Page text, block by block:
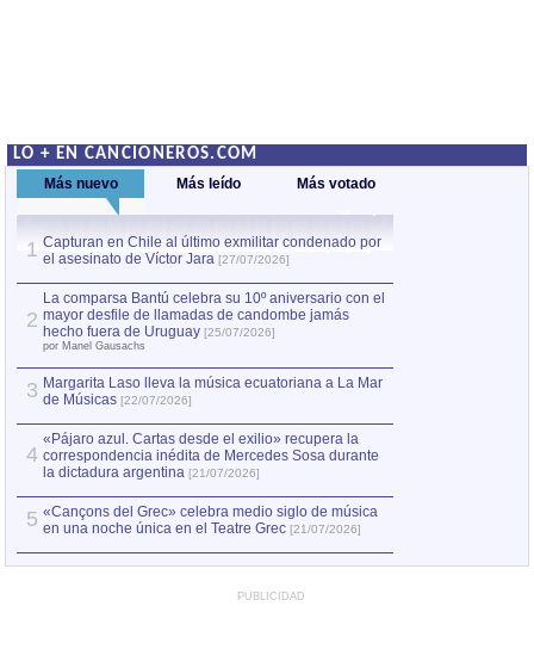
LO + EN CANCIONEROS.COM
Más nuevo Más leído Más votado
1 Capturan en Chile al último exmilitar condenado por
el asesinato de Víctor Jara [27/07/2026]
2
La comparsa Bantú celebra su 10º aniversario con el
mayor desfile de llamadas de candombe jamás
hecho fuera de Uruguay [25/07/2026]
por Manel Gausachs
3 Margarita Laso lleva la música ecuatoriana a La Mar
de Músicas [22/07/2026]
4
«Pájaro azul. Cartas desde el exilio» recupera la
correspondencia inédita de Mercedes Sosa durante
la dictadura argentina [21/07/2026]
5 «Cançons del Grec» celebra medio siglo de música
en una noche única en el Teatre Grec [21/07/2026]
PUBLICIDAD